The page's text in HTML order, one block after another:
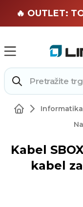
🏄
🔥 OUTLET:
Informatika
Kabel
kabel za